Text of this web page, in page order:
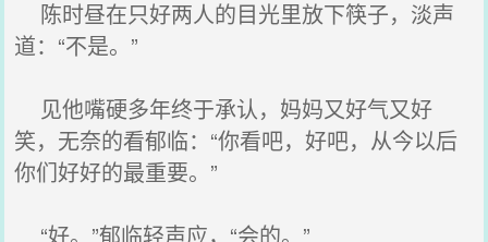
陈时昼在只好两人的目光里放下筷子，淡声
道：“不是。”
见他嘴硬多年终于承认，妈妈又好气又好
笑，无奈的看郁临：“你看吧，好吧，从今以后
你们好好的最重要。”
“好。”郁临轻声应，“会的。”